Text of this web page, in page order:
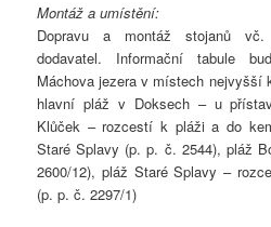
Montáž a umístění:
Dopravu a montáž stojanů
dodavatel. Informační tabule
Máchova jezera v místech nejvyšší
hlavní pláž v Doksech – u
Klůček – rozcestí k pláži a do
Staré Splavy (p. p. č. 2544), pláž
2600/12), pláž Staré Splavy –
(p. p. č. 2297/1)